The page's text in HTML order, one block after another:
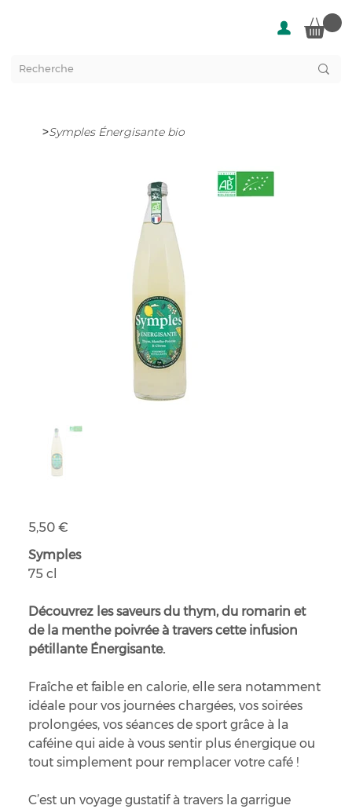
>Symples Énergisante bio
Prix
5,50 €
Symples
75 cl
Découvrez les saveurs du thym, du romarin et
de la menthe poivrée à travers cette infusion
pétillante Énergisante.
Fraîche et faible en calorie, elle sera notamment
idéale pour vos journées chargées, vos soirées
prolongées, vos séances de sport grâce à la
caféine qui aide à vous sentir plus énergique ou
tout simplement pour remplacer votre café !
C’est un voyage gustatif à travers la garrigue